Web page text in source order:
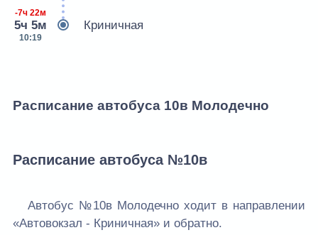
-7ч 22м
5ч 5м
10:19
Криничная
Расписание автобуса 10в Молодечно
Расписание автобуса №10в
Автобус №10в Молодечно ходит в направлении
«Автовокзал - Криничная» и обратно.